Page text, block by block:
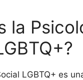
la
LGBTQ+ es